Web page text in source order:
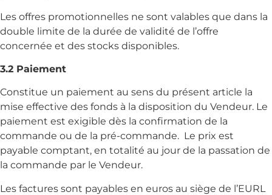
Les offres promotionnelles ne sont valables que dans la
double limite de la durée de validité de l’offre
concernée et des stocks disponibles.
3.2 Paiement
Constitue un paiement au sens du présent article la
mise effective des fonds à la disposition du Vendeur. Le
paiement est exigible dès la confirmation de la
commande ou de la pré-commande. Le prix est
payable comptant, en totalité au jour de la passation de
la commande par le Vendeur.
Les factures sont payables en euros au siège de l’EURL